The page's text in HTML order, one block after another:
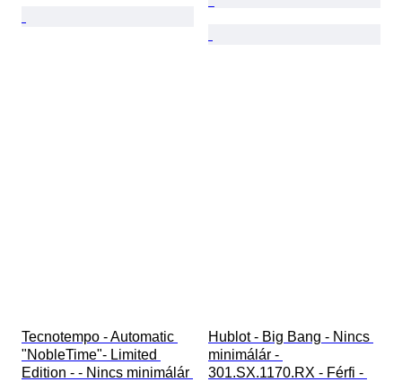
Tecnotempo - Automatic
"NobleTime"- Limited
Edition - - Nincs minimálár
Hublot - Big Bang - Nincs
minimálár -
301.SX.1170.RX - Férfi -